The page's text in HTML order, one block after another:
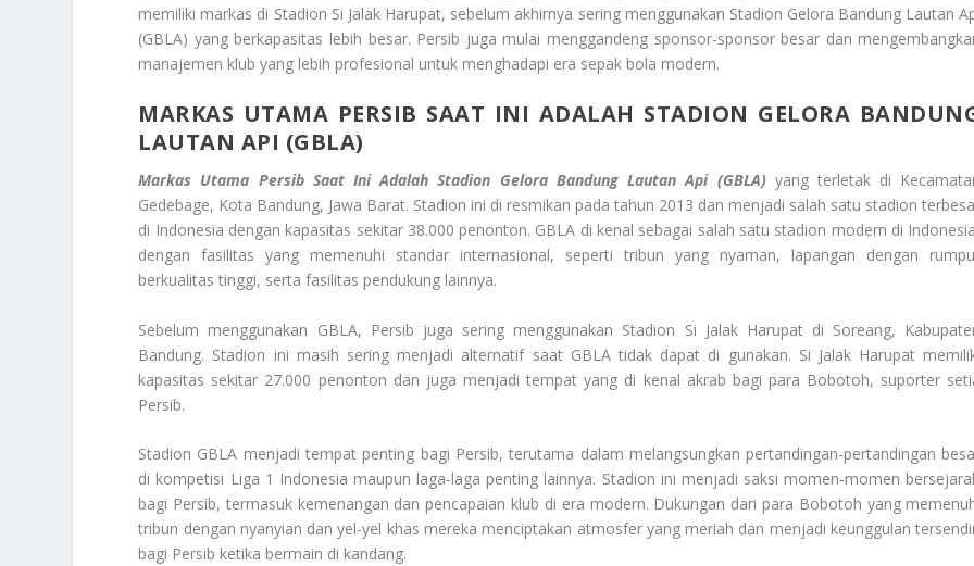
memiliki markas di Stadion Si Jalak Harupat, sebelum akhirnya sering menggunakan Stadion Gelora Bandung Lautan
(GBLA) yang berkapasitas lebih besar. Persib juga mulai menggandeng sponsor-sponsor besar dan
manajemen klub yang lebih profesional untuk menghadapi era sepak bola modern.
MARKAS UTAMA PERSIB SAAT INI ADALAH STADION GELORA
LAUTAN API (GBLA)
Markas Utama Persib Saat Ini Adalah Stadion Gelora Bandung Lautan Api (GBLA)yang terletak di
Gedebage, Kota Bandung, Jawa Barat. Stadion ini di resmikan pada tahun 2013 dan menjadi salah satu stadion
di Indonesia dengan kapasitas sekitar 38.000 penonton. GBLA di kenal sebagai salah satu stadion modern di
dengan fasilitas yang memenuhi standar internasional, seperti tribun yang nyaman, lapangan dengan
berkualitas tinggi, serta fasilitas pendukung lainnya.
Sebelum menggunakan GBLA, Persib juga sering menggunakan Stadion Si Jalak Harupat di Soreang,
Bandung. Stadion ini masih sering menjadi alternatif saat GBLA tidak dapat di gunakan. Si Jalak Harupat
kapasitas sekitar 27.000 penonton dan juga menjadi tempat yang di kenal akrab bagi para Bobotoh, suporter
Persib.
Stadion GBLA menjadi tempat penting bagi Persib, terutama dalam melangsungkan pertandingan-pertandingan
di kompetisi Liga 1 Indonesia maupun laga-laga penting lainnya. Stadion ini menjadi saksi momen-momen
bagi Persib, termasuk kemenangan dan pencapaian klub di era modern. Dukungan dari para Bobotoh yang
tribun dengan nyanyian dan yel-yel khas mereka menciptakan atmosfer yang meriah dan menjadi keunggulan
bagi Persib ketika bermain di kandang.